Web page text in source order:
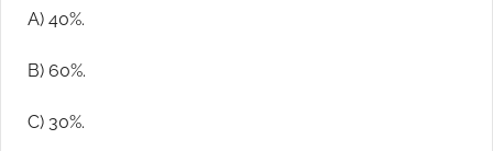
A) 40%.
B) 60%.
C) 30%.